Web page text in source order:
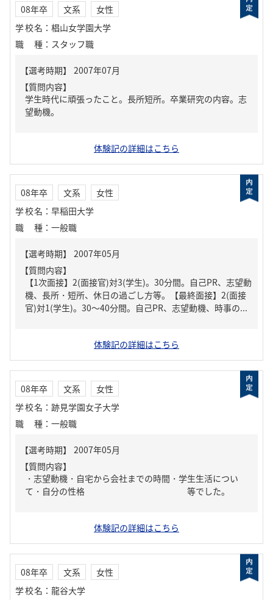
08年卒 文系
女性
学校名 ： 椙山女学園大学
職種 ： スタッフ職
【質問内容】
学生時代に頑張ったこと。長所短所。卒業研究の内容。志
望動機。
体験記の詳細はこちら
08年卒 文系
女性
学校名 ： 早稲田大学
職種 ： 一般職
【質問内容】
【1次面接】2(面接官)対3(学生)。30分間。自己PR、志望動
機、長所・短所、休日の過ごし方等。【最終面接】2(面接
官)対1(学生)。30～40分間。自己PR、志望動機、時事の...
体験記の詳細はこちら
08年卒 文系
女性
学校名 ： 跡見学園女子大学
職種 ： 一般職
【質問内容】
・志望動機・自宅から会社までの時間・学生生活につい
て・自分の性格 等でした。
体験記の詳細はこちら
08年卒 文系
女性
学校名 ： 龍谷大学